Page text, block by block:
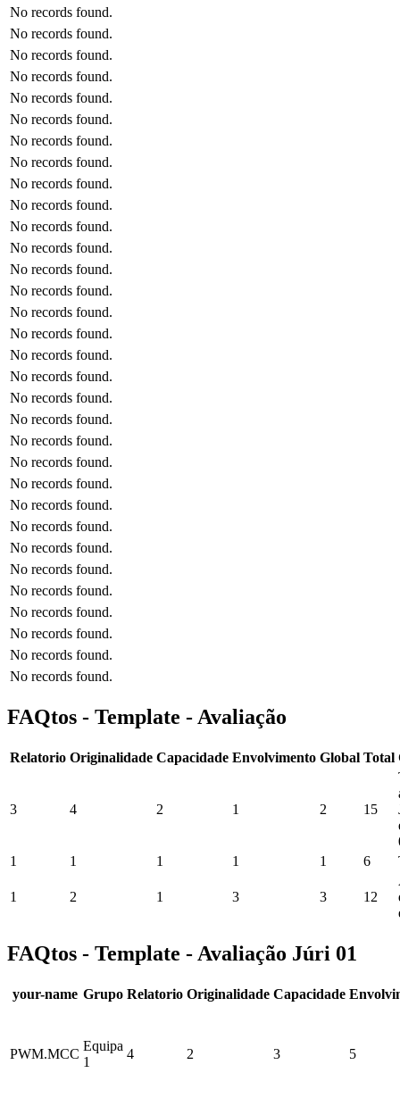
No records found.
No records found.
No records found.
No records found.
No records found.
No records found.
No records found.
No records found.
No records found.
No records found.
No records found.
No records found.
No records found.
No records found.
No records found.
No records found.
No records found.
No records found.
No records found.
No records found.
No records found.
No records found.
No records found.
No records found.
No records found.
No records found.
No records found.
No records found.
No records found.
No records found.
No records found.
No records found.
FAQtos - Template - Avaliação
Relatorio Originalidade Capacidade Envolvimento Global Total
3 4 2 1 2 15
1
1 1 1 1 6
1 2 1 3 3 12
FAQtos - Template - Avaliação Júri 01
your-name Grupo Relatorio Originalidade Capacidade
PWM.MCC
Equipa
1
4 2 3 5